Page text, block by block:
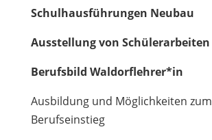
Schulhausführungen Neubau
Ausstellung von Schülerarbeiten
Berufsbild Waldorflehrer*in
Ausbildung und Möglichkeiten zum
Berufseinstieg